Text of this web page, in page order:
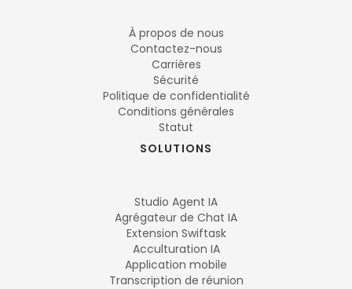
À propos de nous
Contactez-nous
Carrières
Sécurité
Politique de confidentialité
Conditions générales
Statut
SOLUTIONS
Studio Agent IA
Agrégateur de Chat IA
Extension Swiftask
Acculturation IA
Application mobile
Transcription de réunion